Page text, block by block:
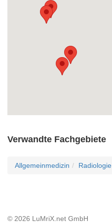
Verwandte Fachgebiete
Allgemeinmedizin Radiologie
© 2026 LuMriX.net GmbH